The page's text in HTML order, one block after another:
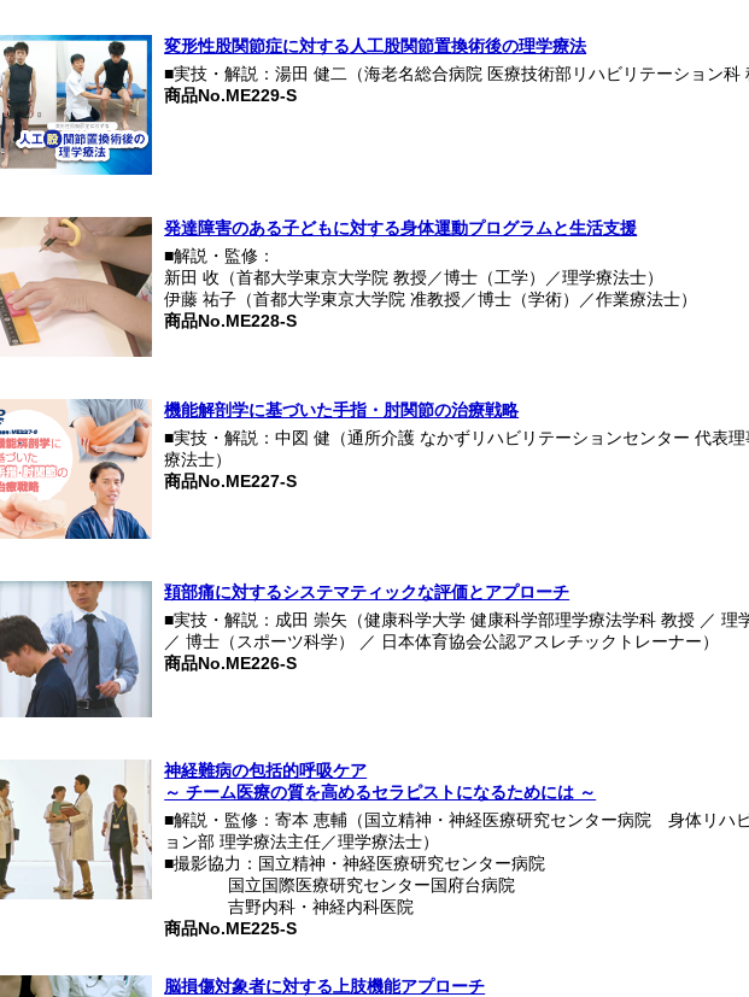
変形性股関節症に対する人工股関節置換術後の理学療法
■実技・解説：湯田 健二（海老名総合病院 医療技術部リハビリテーション科
商品No.ME229-S
発達障害のある子どもに対する身体運動プログラムと生活支援
■解説・監修：
新田 收（首都大学東京大学院 教授／博士（工学）／理学療法士）
伊藤 祐子（首都大学東京大学院 准教授／博士（学術）／作業療法士）
商品No.ME228-S
機能解剖学に基づいた手指・肘関節の治療戦略
■実技・解説：中図 健（通所介護 なかずリハビリテーションセンター 代表
療法士）
商品No.ME227-S
頚部痛に対するシステマティックな評価とアプローチ
■実技・解説：成田 崇矢（健康科学大学 健康科学部理学療法学科 教授 ／ 理
／ 博士（スポーツ科学） ／ 日本体育協会公認アスレチックトレーナー）
商品No.ME226-S
神経難病の包括的呼吸ケア
～ チーム医療の質を高めるセラピストになるためには ～
■解説・監修：寄本 恵輔（国立精神・神経医療研究センター病院 身体リハ
ョン部 理学療法主任／理学療法士）
■撮影協力：国立精神・神経医療研究センター病院
国立国際医療研究センター国府台病院
吉野内科・神経内科医院
商品No.ME225-S
脳損傷対象者に対する上肢機能アプローチ